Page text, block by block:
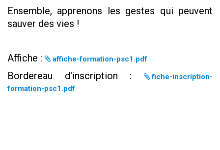
Ensemble, apprenons les gestes qui peuvent
sauver des vies !
Affiche : affiche-formation-psc1.pdf
Bordereau d'inscription :
fiche-inscription-
formation-psc1.pdf